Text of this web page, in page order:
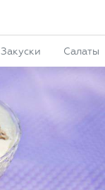
Закуски Салаты